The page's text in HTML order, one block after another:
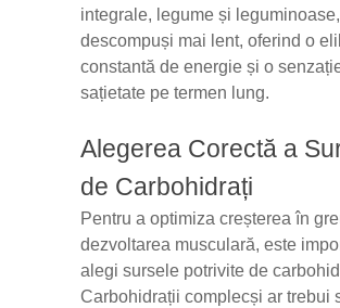
integrale, legume și
descompuși mai lent, oferind o
constantă de energie și o
sațietate pe termen lung.
Alegerea Corectă a
de Carbohidrați
Pentru a optimiza creșterea în
dezvoltarea musculară, este
alegi sursele potrivite de
Carbohidrații complecși ar trebui